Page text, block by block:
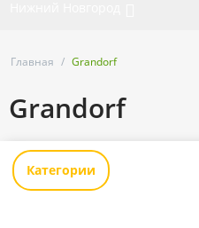
Главная / Grandorf
Grandorf
Категории